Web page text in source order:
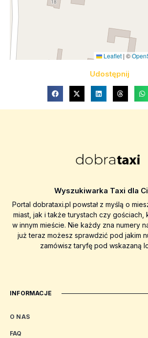
Leaflet | ©
Udostępnij
Wyszukiwarka Taxi dla
Portal dobrataxi.pl powstał z myślą o
miast, jak i także turystach czy gościach,
w innym mieście. Nie każdy zna numery
już teraz możesz sprawdzić pod jakim
zamówisz taryfę pod wskazaną
INFORMACJE
O NAS
FAQ